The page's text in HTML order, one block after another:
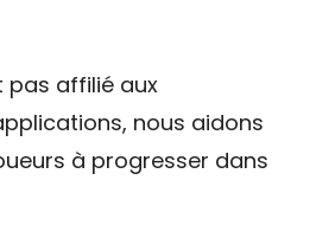
pas affilié aux
nous aidons
à progresser dans